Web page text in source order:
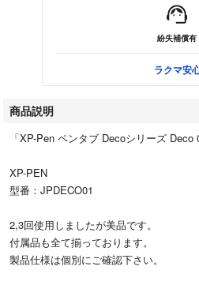
紛失補償有
ラクマ安
商品説明
「XP-Pen ペンタブ Decoシリーズ Deco
XP-PEN
型番：JPDECO01
2,3回使用しましたが美品です。
付属品も全て揃っております。
製品仕様は個別にご確認下さい。